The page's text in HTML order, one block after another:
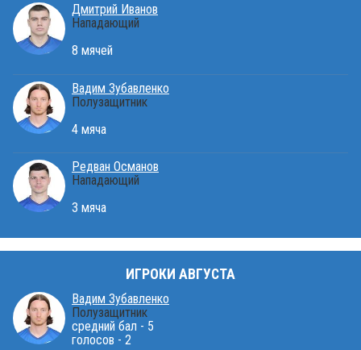
Дмитрий Иванов
Нападающий
8 мячей
Вадим Зубавленко
Полузащитник
4 мяча
Редван Османов
Нападающий
3 мяча
ИГРОКИ АВГУСТА
Вадим Зубавленко
Полузащитник
средний бал - 5
голосов - 2